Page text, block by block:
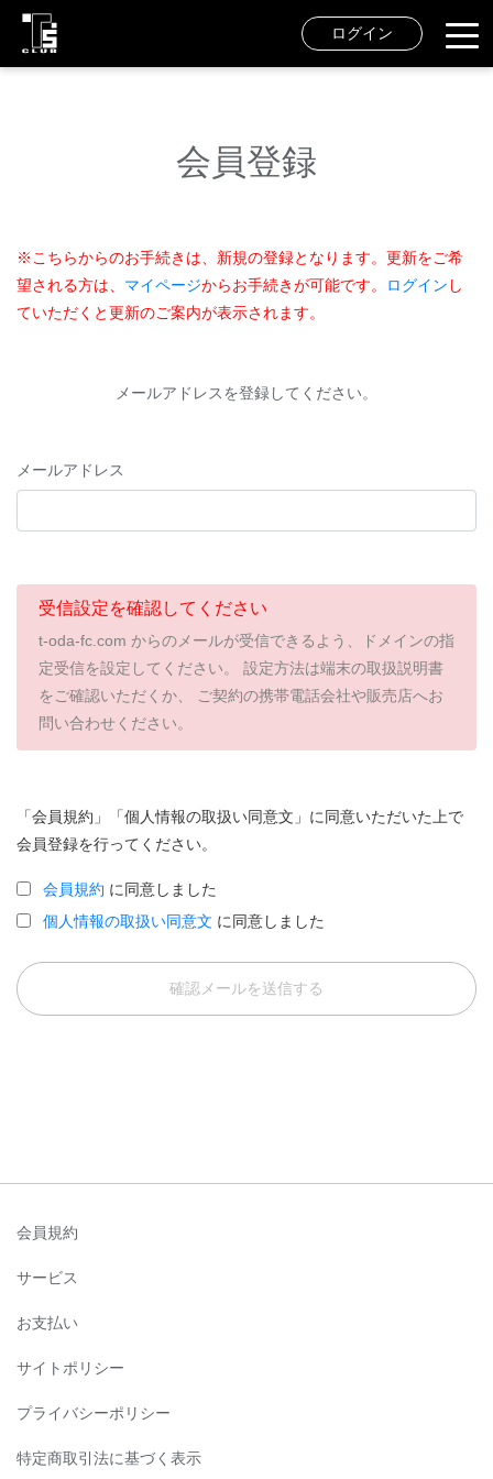
ログイン
会員登録
※こちらからのお手続きは、新規の登録となります。更新をご希
望される方は、 マイページからお手続きが可能です。 ログイン し
ていただくと更新のご案内が表示されます。
メールアドレスを登録してください。
メールアドレス
受信設定を確認してください
t-oda-fc.com からのメールが受信できるよう、ドメインの指
定受信を設定してください。 設定方法は端末の取扱説明書
をご確認いただくか、 ご契約の携帯電話会社や販売店へお
問い合わせください。
「会員規約」「個人情報の取扱い同意文」に同意いただいた上で
会員登録を行ってください。
会員規約 に同意しました
個人情報の取扱い同意文 に同意しました
確認メールを送信する
会員規約
サービス
お支払い
サイトポリシー
プライバシーポリシー
特定商取引法に基づく表示